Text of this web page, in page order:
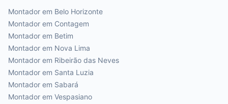
Montador em Belo Horizonte
Montador em Contagem
Montador em Betim
Montador em Nova Lima
Montador em Ribeirão das Neves
Montador em Santa Luzia
Montador em Sabará
Montador em Vespasiano